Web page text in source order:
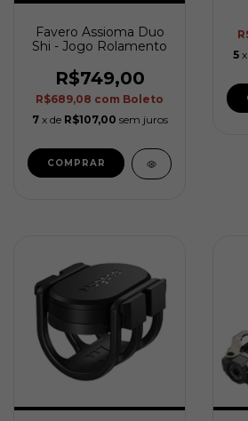
Favero Assioma Duo
Shi - Jogo Rolamento
R$749,00
R$689,08 com Boleto
7 x de R$107,00 sem juros
5